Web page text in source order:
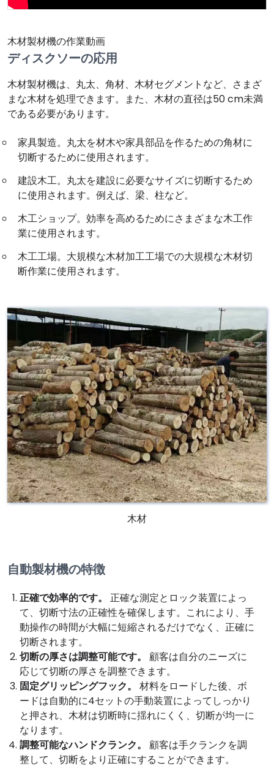
木材製材機の作業動画
ディスクソーの応用
木材製材機は、丸太、角材、木材セグメントなど、さまざ
まな木材を処理できます。また、木材の直径は50 cm未満
である必要があります。
家具製造。丸太を材木や家具部品を作るための角材に
切断するために使用されます。
建設木工。丸太を建設に必要なサイズに切断するため
に使用されます。例えば、梁、柱など。
木工ショップ。効率を高めるためにさまざまな木工作
業に使用されます。
木工工場。大規模な木材加工工場での大規模な木材切
断作業に使用されます。
木材
自動製材機の特徴
正確で効率的です。
正確な測定とロック装置によっ
て、切断寸法の正確性を確保します。これにより、手
動操作の時間が大幅に短縮されるだけでなく、正確に
切断されます。
切断の厚さは調整可能です。
顧客は自分のニーズに
応じて切断の厚さを調整できます。
固定グリッピングフック。
材料をロードした後、ボ
ードは自動的に4セットの手動装置によってしっかり
と押され、木材は切断時に揺れにくく、切断が均一に
なります。
調整可能なハンドクランク。
顧客は手クランクを調
整して、切断をより正確にすることができます。